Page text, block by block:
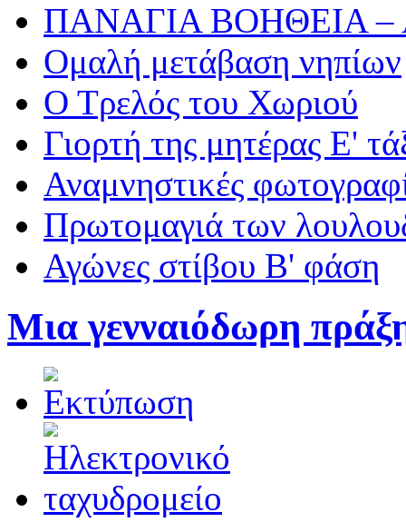
ΠΑΝΑΓΙΑ ΒΟΗΘΕΙΑ
Ομαλή μετάβαση νηπίων
Ο Τρελός του Χωριού
Γιορτή της μητέρας Ε'
Αναμνηστικές
Πρωτομαγιά των
Αγώνες στίβου Β' φάση
Μια γενναιόδωρη